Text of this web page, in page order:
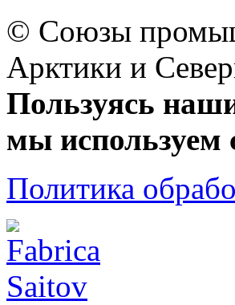
© Союзы
Арктики и
Пользуясь
мы используем
Политика